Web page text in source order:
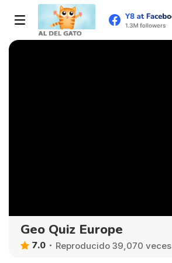
Geo Quiz Europe
7.0 Reproducido 39,070 veces